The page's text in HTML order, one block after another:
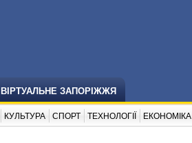
ВІРТУАЛЬНЕ ЗАПОРІЖЖЯ
КУЛЬТУРА СПОРТ ТЕХНОЛОГІЇ ЕКОНОМІКА